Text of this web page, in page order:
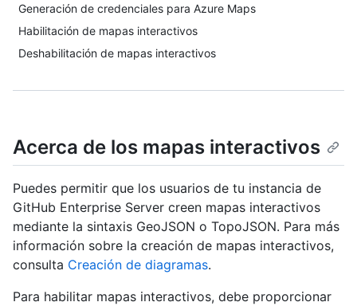
Generación de credenciales para Azure Maps
Habilitación de mapas interactivos
Deshabilitación de mapas interactivos
Acerca de los mapas interactivos
Puedes permitir que los usuarios de tu instancia de
GitHub Enterprise Server creen mapas interactivos
mediante la sintaxis GeoJSON o TopoJSON. Para más
información sobre la creación de mapas interactivos,
consulta Creación de diagramas.
Para habilitar mapas interactivos, debe proporcionar